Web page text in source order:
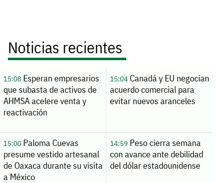
Noticias recientes
15:08Esperan empresarios
que subasta de activos de
AHMSA acelere venta y
reactivación
15:04Canadá y EU negocian
acuerdo comercial para
evitar nuevos aranceles
15:00Paloma Cuevas
presume vestido artesanal
de Oaxaca durante su visita
a México
14:59Peso cierra semana
con avance ante debilidad
del dólar estadounidense